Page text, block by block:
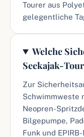
Tourer aus
gelegentliche
Welche
Seekajak-
Zur
Schwimmweste
Neopren-
Bilgepumpe,
Funk und